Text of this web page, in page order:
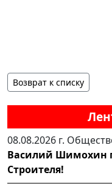
08.08.2026 г.
Василий Шимохин
Строителя!
Возврат к списку